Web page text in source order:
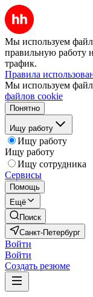
Мы используем
правильную работу
трафик.
Правила
Мы используем
файлов cookie
Понятно
Ищу работу
Ищу работу
Ищу работу
Ищу сотрудника
Сервисы
Помощь
Ещё
Поиск
Санкт-Петербург
Войти
Войти
Создать резюме